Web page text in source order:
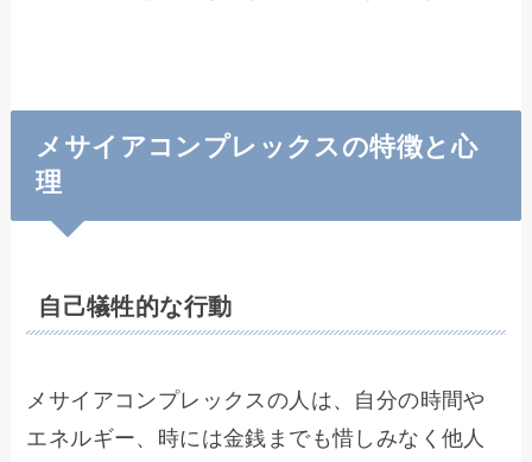
メサイアコンプレックスの特徴と心
理
自己犠牲的な行動
メサイアコンプレックスの人は、自分の時間や
エネルギー、時には金銭までも惜しみなく他人